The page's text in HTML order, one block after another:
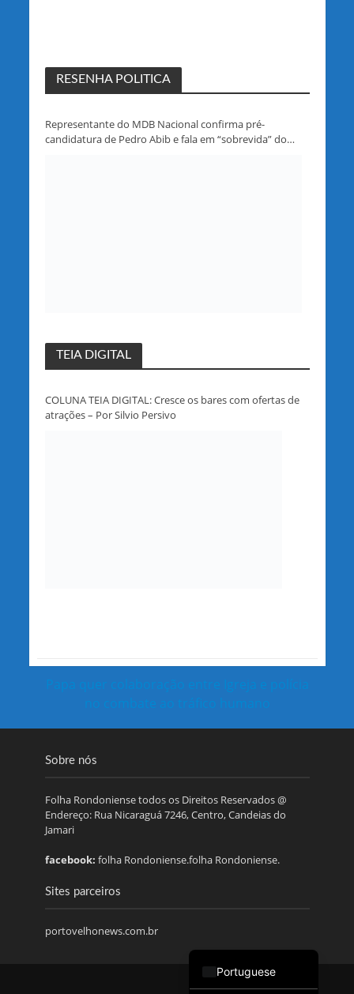
RESENHA POLITICA
Representante do MDB Nacional confirma pré-
candidatura de Pedro Abib e fala em “sobrevida” do
TEIA DIGITAL
COLUNA TEIA DIGITAL: Cresce os bares com ofertas de
atrações – Por Silvio Persivo
Papa quer colaboração entre Igreja e polícia
no combate ao tráfico humano
Sobre nós
Folha Rondoniense todos os Direitos Reservados @
Endereço: Rua Nicaraguá 7246, Centro, Candeias do
Jamari
facebook: folha Rondoniense.folha Rondoniense.
Sites parceiros
portovelhonews.com.br
Portuguese